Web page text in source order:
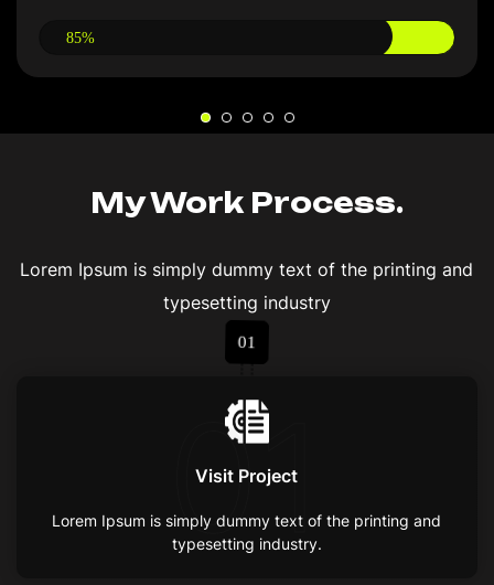
85%
My Work Process.
Lorem Ipsum is simply dummy text of the printing and
typesetting industry
01
Visit Project
Lorem Ipsum is simply dummy text of the printing and
typesetting industry.
01